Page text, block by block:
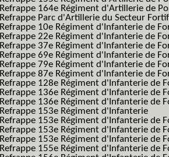
Refrappe 164e Régiment d'Artillerie de
Refrappe Parc d'Artillerie du Secteur
Refrappe 10e Régiment d'Infanterie de
Refrappe 22e Régiment d'Infanterie de
Refrappe 37e Régiment d'Infanterie de
Refrappe 69e Régiment d'Infanterie de
Refrappe 79e Régiment d'Infanterie de
Refrappe 87e Régiment d'Infanterie de
Refrappe 128e Régiment d'Infanterie de
Refrappe 136e Régiment d'Infanterie de
Refrappe 136e Régiment d'Infanterie de
Refrappe 153e Régiment d'Infanterie
Refrappe 153e Régiment d'Infanterie de
Refrappe 153e Régiment d'Infanterie de
Refrappe 153e Régiment d'Infanterie de
Refrappe 155e Régiment d'Infanterie de